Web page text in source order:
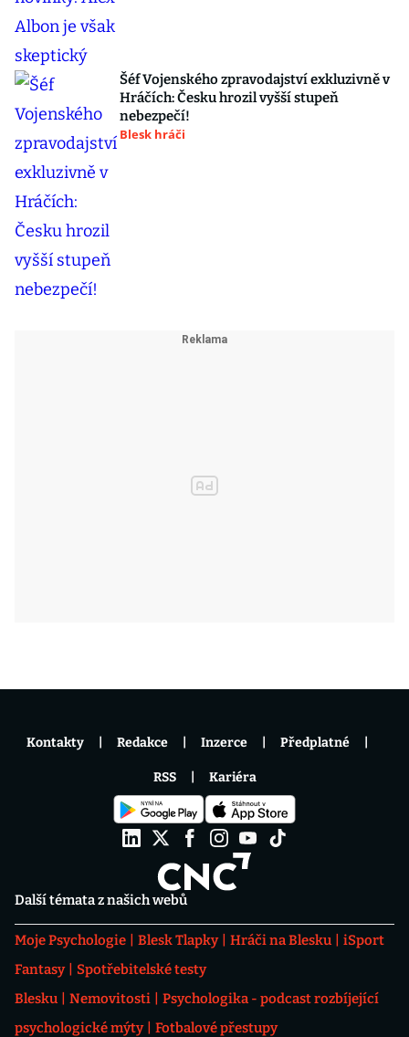
Šéf Vojenského zpravodajství exkluzivně v
Hráčích: Česku hrozil vyšší stupeň
nebezpečí!
Blesk hráči
Další témata z našich webů
Moje Psychologie Blesk Tlapky Hráči na Blesku
iSport
Fantasy
Spotřebitelské testy
Blesku
Nemovitosti
Psychologika - podcast rozbíjející
psychologické mýty
Fotbalové přestupy
Kontakty Redakce Inzerce Předplatné
RSS Kariéra